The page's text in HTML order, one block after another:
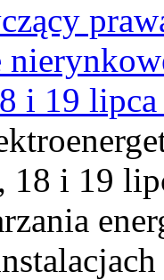
i 19
18 i 19